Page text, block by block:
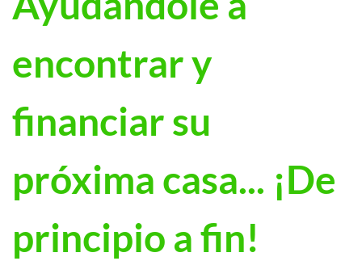
encontrar y
financiar su
próxima casa... ¡De
principio a fin!